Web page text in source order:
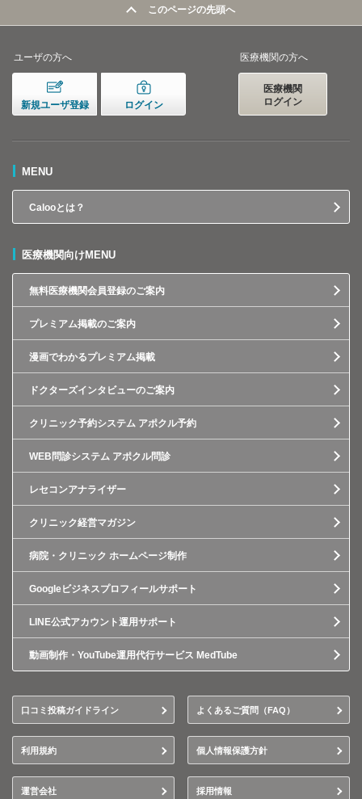
このページの先頭へ
ユーザの方へ
新規ユーザ登録 ログイン
医療機関の方へ
医療機関
ログイン
MENU
Calooとは？
医療機関向けMENU
無料医療機関会員登録のご案内
プレミアム掲載のご案内
漫画でわかるプレミアム掲載
ドクターズインタビューのご案内
クリニック予約システム アポクル予約
WEB問診システム アポクル問診
レセコンアナライザー
クリニック経営マガジン
病院・クリニック ホームページ制作
Googleビジネスプロフィールサポート
LINE公式アカウント運用サポート
動画制作・YouTube運用代行サービス MedTube
口コミ投稿ガイドライン よくあるご質問（FAQ）
利用規約 個人情報保護方針
運営会社 採用情報